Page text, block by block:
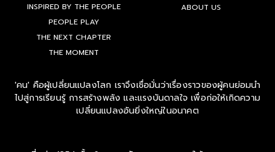
INSPIRED BY THE PEOPLE
PEOPLE PLAY
THE NEXT CHAPTER
THE MOMENT
ABOUT US
'คน' คือผู้เปลี่ยนแปลงโลก เราจึงเชื่อมั่นว่าเรื่องราวของผู้คนย่อมนำ
ไปสู่การเรียนรู้ การสร้างพลัง และแรงบันดาลใจ เพื่อก่อให้เกิดความ
เปลี่ยนแปลงอันยิ่งใหญ่ในอนาคต